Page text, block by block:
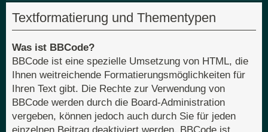
Textformatierung und Thementypen
Was ist BBCode?
BBCode ist eine spezielle Umsetzung von HTML, die
Ihnen weitreichende Formatierungsmöglichkeiten für
Ihren Text gibt. Die Rechte zur Verwendung von
BBCode werden durch die Board-Administration
vergeben, können jedoch auch durch Sie für jeden